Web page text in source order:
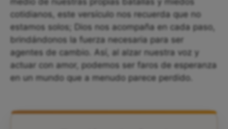
cotidianos, este versículo nos recuerda que no
estamos solos; Dios nos acompaña en cada paso,
brindándonos la fuerza necesaria para ser
agentes de cambio. Así, al alzar nuestra voz y
actuar con amor, podemos ser faros de esperanza
en un mundo que a menudo parece perdido.